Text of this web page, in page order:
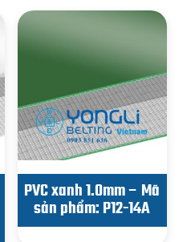
PVC xanh 1.0mm – Mã
sản phẩm: P12-14A